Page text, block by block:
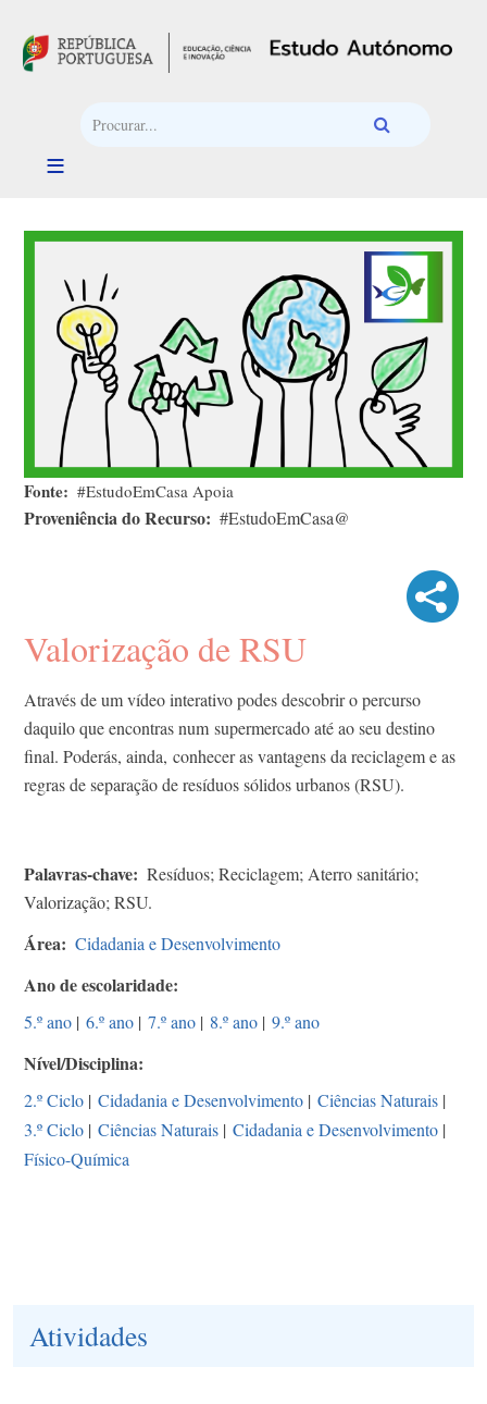
Fonte #EstudoEmCasa Apoia
Proveniência do Recurso #EstudoEmCasa@
Valorização de RSU
​Através de um vídeo interativo podes descobrir o percurso
daquilo que encontras num supermercado até ao seu destino
final. Poderás, ainda, conhecer as vantagens da reciclagem e as
regras de separação de resíduos sólidos urbanos (RSU).
Palavras-chave
Resíduos; Reciclagem; Aterro sanitário;
Valorização; RSU.
Área Cidadania e Desenvolvimento
Ano de escolaridade
5.º ano | 6.º ano | 7.º ano | 8.º ano | 9.º ano
Nível/Disciplina
2.º Ciclo | Cidadania e Desenvolvimento | Ciências Naturais |
3.º Ciclo | Ciências Naturais | Cidadania e Desenvolvimento |
Físico-Química
Atividades